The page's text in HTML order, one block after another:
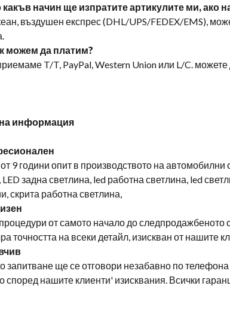
какъв начин ще изпратите артикулите ми, ако
въздушен експрес (DHL/UPS/FEDEX/EMS),
можем да платим?
T/T, PayPal, Western Union или L/C. можете
информация
9 години опит в производството на
задна светлина, led работна светлина, led
скрита работна светлина,
от самото начало до
точността на всеки детайл, изискван от нашите
запитване ще се отговори незабавно по
според нашите клиенти' изисквания. Всички